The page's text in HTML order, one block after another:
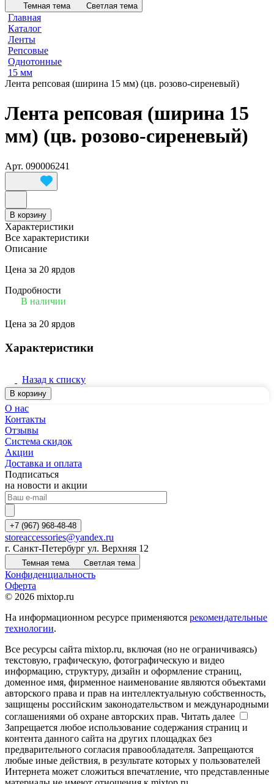
Темная тема Светлая тема
Главная
Каталог
Ленты
Репсовые
Однотонные
15 мм
Лента репсовая (ширина 15 мм) (цв. розово-сиреневый)
Лента репсовая (ширина 15
мм) (цв. розово-сиреневый)
Арт. 090006241
В корзину
Характеристики
Все характеристики
Описание
Цена за 20 ярдов
Подробности
В наличии
Цена за 20 ярдов
Характеристики
Назад к списку
В корзину
О нас
Контакты
Отзывы
Система скидок
Акции
Доставка и оплата
Подписаться
на новости и акции
+7 (967) 968-48-48
storeaccessories@yandex.ru
г. Санкт-Петербург ул. Верхняя 12
Темная тема Светлая тема
Конфиденциальность
Оферта
© 2026 mixtop.ru
На информационном ресурсе применяются рекомендательные
технологии.
Все ресурсы сайта mixtop.ru, включая (но не ограничиваясь)
текстовую, графическую, фотографическую и видео
информацию, структуру, дизайн и оформление страниц,
доменное имя, фирменное наименование являются объектами
авторского права и прав на интеллектуальную собственность,
защищены российским законодательством и международными
соглашениями об охране авторских прав. Читать далее
Запрещается любое использование содержания страниц и
контента данного сайта на других площадках без
предварительного согласия правообладателя. Запрещаются
любые иные действия, в результате которых у пользователей
Интернета может сложиться впечатление, что представленные